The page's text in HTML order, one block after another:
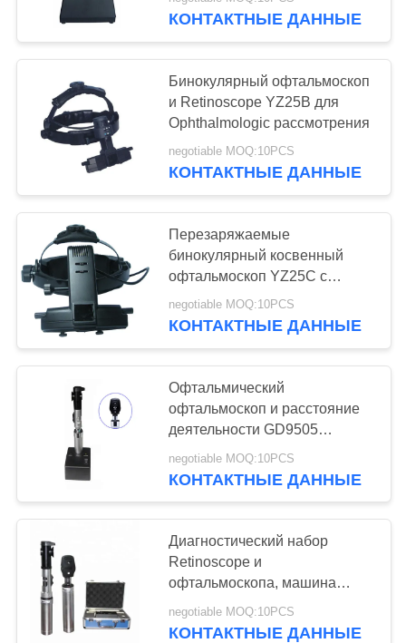
ПРОВЕРКА
КАЧЕСТВА
СВЯЖИТЕСЬ
СПРОСИТЕ
ЦИТАТУ
КАРТА
САЙТА
PRIVACY
POLICY
Набор объектива
Optometry пробный
12
Optometry
Phoropter
Автоматический
репроектор
диаграммы
24
GD9501
КОНТАКТНЫЕ ДАННЫЕ
Бинокулярный офтальмоскоп
и Retinoscope YZ25B для
Ophthalmologic рассмотрения
negotiable MOQ:10PCS
КОНТАКТНЫЕ ДАННЫЕ
Перезаряжаемые
бинокулярный косвенный
офтальмоскоп YZ25C с
шариком GD9503A СИД
negotiable MOQ:10PCS
КОНТАКТНЫЕ ДАННЫЕ
Офтальмический
офтальмоскоп и расстояние
деятельности GD9505
Retinoscope 0.67m
negotiable MOQ:10PCS
КОНТАКТНЫЕ ДАННЫЕ
Диагностический набор
Retinoscope и
офтальмоскопа, машина
GD9505A экзамена глаза
negotiable MOQ:10PCS
КОНТАКТНЫЕ ДАННЫЕ